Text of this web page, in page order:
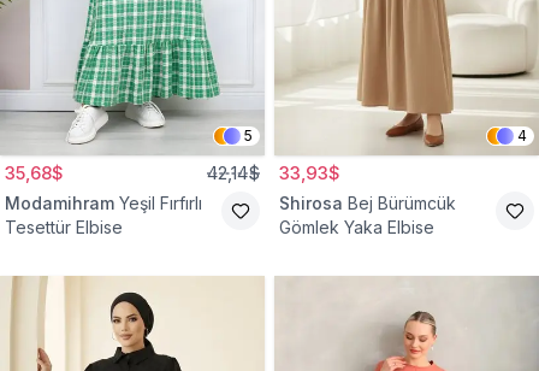
5
35,68$ 42,14$
Modamihram Yeşil Fırfırlı
Tesettür Elbise
4
33,93$
Shirosa Bej Bürümcük
Gömlek Yaka Elbise